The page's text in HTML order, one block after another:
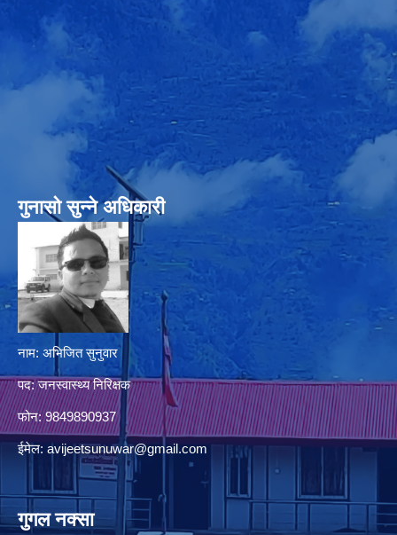
गुनासो सुन्‍ने अधिकारी
नाम: अभिजित सुनुवार
पद: जनस्वास्थ्य निरिक्षक
फोन: 9849890937
ईमेल: avijeetsunuwar@gmail.com
गुगल नक्सा